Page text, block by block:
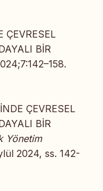
ÇEVRESEL
BİR
ÇEVRESEL
BİR
Yönetim
2024, ss. 142-